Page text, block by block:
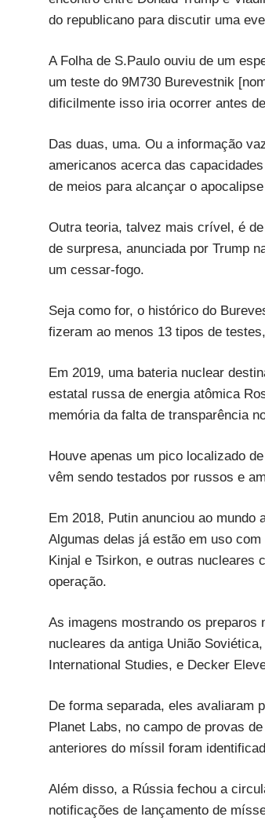
do republicano para discutir uma
A Folha de S.Paulo ouviu de um
um teste do 9M730 Burevestnik
dificilmente isso iria ocorrer antes
Das duas, uma. Ou a informação
americanos acerca das
de meios para alcançar o
Outra teoria, talvez mais crível, é
de surpresa, anunciada por Trump
um cessar-fogo.
Seja como for, o histórico do
fizeram ao menos 13 tipos de
Em 2019, uma bateria nuclear
estatal russa de energia atômica
memória da falta de transparência
Houve apenas um pico localizado
vêm sendo testados por russos e
Em 2018, Putin anunciou ao
Algumas delas já estão em uso
Kinjal e Tsirkon, e outras nucleares
operação.
As imagens mostrando os preparos
nucleares da antiga União
International Studies, e Decker
De forma separada, eles avaliaram
Planet Labs, no campo de provas
anteriores do míssil foram
Além disso, a Rússia fechou a
notificações de lançamento de